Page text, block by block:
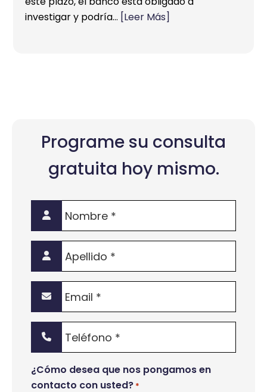
investigar y podría… [Leer Más]
Programe su consulta
gratuita hoy mismo.
Nombre
Apellido
Teléfono
¿Cómo desea que nos pongamos en
contacto con usted? *